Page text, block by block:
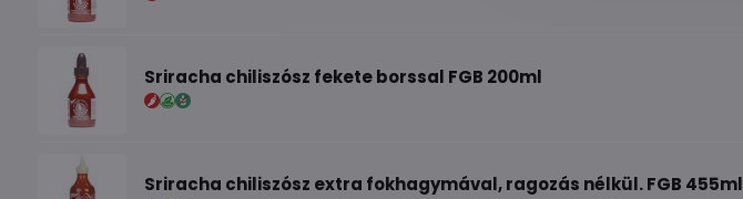
Sriracha chiliszósz fekete borssal FGB 200ml
Sriracha chiliszósz extra fokhagymával, ragozás nélkül. FGB 455ml